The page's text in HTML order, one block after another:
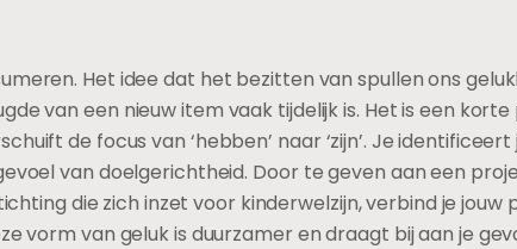
Het idee dat het bezitten van spullen ons
van een nieuw item vaak tijdelijk is. Het is een
de focus van ‘hebben’ naar ‘zijn’. Je
van doelgerichtheid. Door te geven aan een
die zich inzet voor kinderwelzijn, verbind je jouw
vorm van geluk is duurzamer en draagt bij aan je